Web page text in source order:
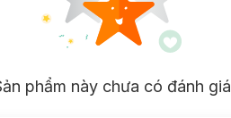
cho da.
phẩm này chưa có đánh giá